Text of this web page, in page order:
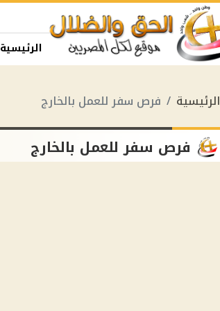
الرئيسية
الرئيسية فرص سفر للعمل بالخارج
فرص سفر للعمل بالخارج